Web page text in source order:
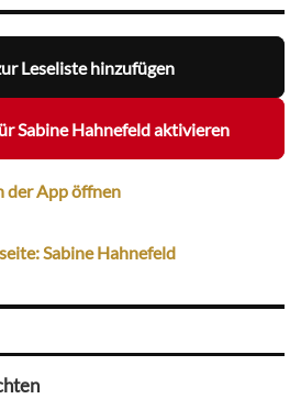
Leseliste hinzufügen
Sabine Hahnefeld aktivieren
der App öffnen
Sabine Hahnefeld